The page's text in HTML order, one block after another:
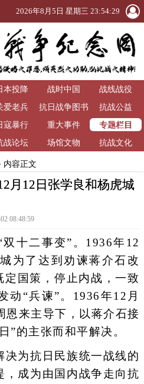
2026年8月5日 星期三 23:54:30
本投降 战时中国
战线战役
爱老兵
抗日战争图书
馆
抗战公益
寇暴行 重大事件
专题栏目
战论坛 场馆文物 抗战文化
容正文
12日张学良和杨虎城
08:48:59
十二事变”。1936年12
为了达到劝谏蒋介石改
定国策，停止内战，一致
动“兵谏”。1936年12月
恩来主导下，以蒋介石接
”的主张而和平解决。
为抗日民族统一战线的
，成为由国内战争走向抗